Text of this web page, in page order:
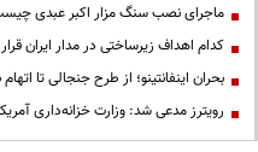
ماجرای نصب سنگ مزار اکبر عبدی
کدام اهداف زیرساختی در مدار ایران
بحران اینفانتینو؛ از طرح جنجالی تا
رویترز مدعی شد: وزارت خزانه‌داری